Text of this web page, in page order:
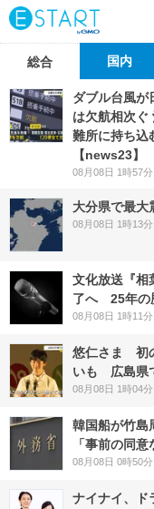
総合 国内
ダブル台風が
は欠航相次ぐ
難所に持ち
【news23】
08月08日 1時57分
大分県で最
08月08日 1時13分
文化放送『相
了へ 25年の
08月08日 1時11分
悠仁さま 初
いも 広島県
08月08日 1時04分
韓国船が竹
「事前の同
08月08日 0時50分
ナイナイ、ド